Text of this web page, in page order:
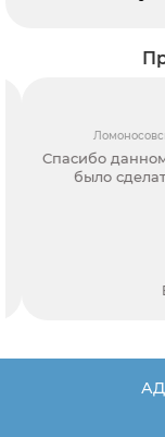
Спасибо
было